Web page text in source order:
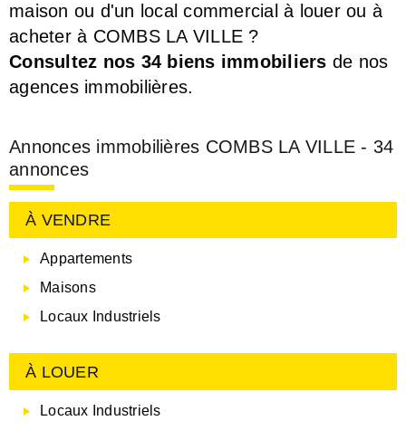
maison ou d'un local commercial à louer ou à
acheter à COMBS LA VILLE ?
Consultez nos 34 biens immobiliers de nos
agences immobilières.
Annonces immobilières COMBS LA VILLE - 34
annonces
À VENDRE
Appartements
Maisons
Locaux Industriels
À LOUER
Locaux Industriels